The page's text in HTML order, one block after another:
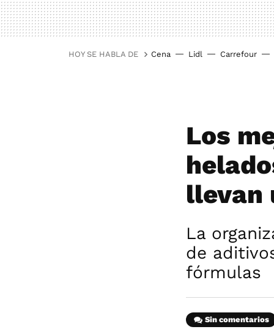
HOY SE HABLA DE Cena Lidl Carrefour
Los
llevan
La
de
fórmulas
Sin comentarios